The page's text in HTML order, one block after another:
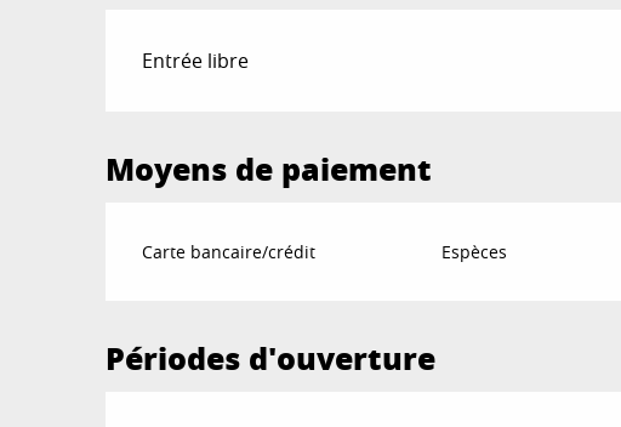
Entrée libre
Moyens de paiement
Carte bancaire/crédit Espèces
Périodes d'ouverture